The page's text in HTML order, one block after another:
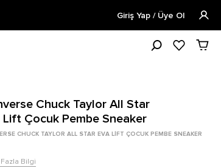
Öğrencilere Özel Tüm
Giriş Yap / Üye Ol
Chuck Taylor All Star
Lift Çocuk Pembe Sneaker
CHUCK TAYLOR ALL STAR EVA LIFT ÇOCUK PEMBE SNEAKER
Bilgi